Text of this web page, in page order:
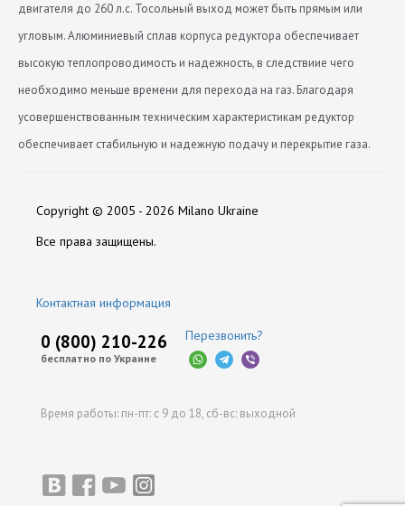
двигателя до 260 л.с. Тосольный выход может быть прямым или
угловым. Алюминиевый сплав корпуса редуктора обеспечивает
высокую теплопроводимость и надежность, в следствиие чего
необходимо меньше времени для перехода на газ. Благодаря
усовершенствованным техническим характеристикам редуктор
обеспечивает стабильную и надежную подачу и перекрытие газа.
Гарантия на газовый редуктор (мес)
Производитель
Стандартное рабочее давление (бар)
Оставить отзыв
Скачать Sertifikat-sootvetstviya-na-reduktor-Torelli-
Corsair.pdf
Copyright © 2005 - 2026 Milano Ukraine
Все права защищены.
Контактная информация
0 (800) 210-226
бесплатно по Украине
Перезвонить?
Время работы: пн-пт: с 9 до 18, сб-вс: выходной